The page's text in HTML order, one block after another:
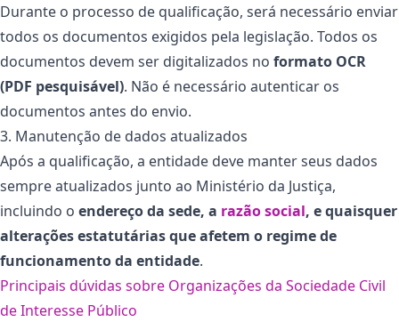
Durante o processo de qualificação, será necessário enviar
todos os documentos exigidos pela legislação. Todos os
documentos devem ser digitalizados no formato OCR
(PDF pesquisável). Não é necessário autenticar os
documentos antes do envio.
3. Manutenção de dados atualizados
Após a qualificação, a entidade deve manter seus dados
sempre atualizados junto ao Ministério da Justiça,
incluindo o endereço da sede, a razão social, e quaisquer
alterações estatutárias que afetem o regime de
funcionamento da entidade.
Principais dúvidas sobre Organizações da Sociedade Civil
de Interesse Público